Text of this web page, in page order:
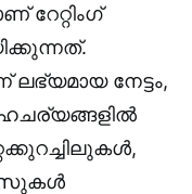
റേറ്റിംഗ്
നേട്ടം,